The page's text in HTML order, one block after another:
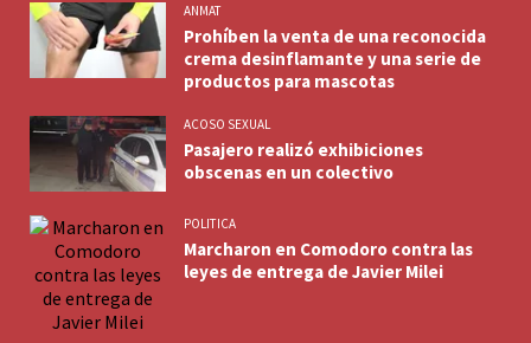
ANMAT
Prohíben la venta de una reconocida
crema desinflamante y una serie de
productos para mascotas
ACOSO SEXUAL
Pasajero realizó exhibiciones
obscenas en un colectivo
POLITICA
Marcharon en Comodoro contra las
leyes de entrega de Javier Milei